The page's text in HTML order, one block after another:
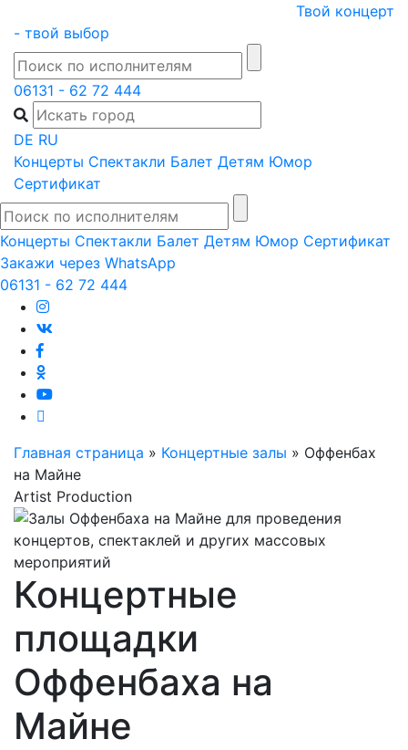
content
Твой концерт
- твой выбор
06131 - 62 72 444
DE RU
Концерты Спектакли Балет Детям Юмор
Сертификат
Концерты Спектакли Балет Детям Юмор Сертификат
Закажи через WhatsApp
06131 - 62 72 444
Главная страница » Концертные залы » Оффенбах
на Майне
Artist Production
Концертные
площадки
Оффенбаха на
Майне